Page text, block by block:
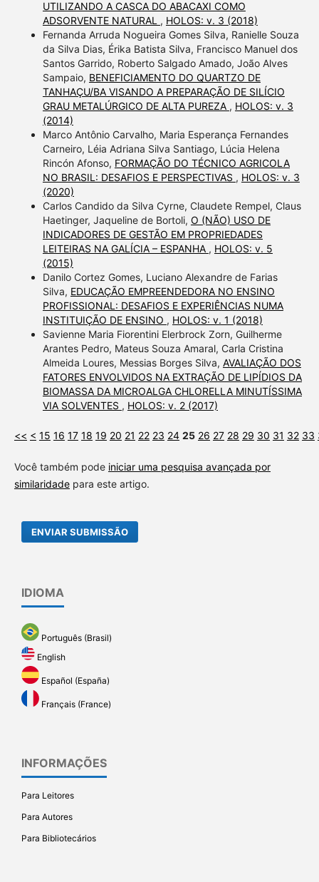
UTILIZANDO A CASCA DO ABACAXI COMO
ADSORVENTE NATURAL , HOLOS: v. 3 (2018)
Fernanda Arruda Nogueira Gomes Silva, Ranielle Souza
da Silva Dias, Érika Batista Silva, Francisco Manuel dos
Santos Garrido, Roberto Salgado Amado, João Alves
Sampaio, BENEFICIAMENTO DO QUARTZO DE
TANHAÇU/BA VISANDO A PREPARAÇÃO DE SILÍCIO
GRAU METALÚRGICO DE ALTA PUREZA , HOLOS: v. 3
(2014)
Marco Antônio Carvalho, Maria Esperança Fernandes
Carneiro, Léia Adriana Silva Santiago, Lúcia Helena
Rincón Afonso, FORMAÇÃO DO TÉCNICO AGRICOLA
NO BRASIL: DESAFIOS E PERSPECTIVAS , HOLOS: v. 3
(2020)
Carlos Candido da Silva Cyrne, Claudete Rempel, Claus
Haetinger, Jaqueline de Bortoli, O (NÃO) USO DE
INDICADORES DE GESTÃO EM PROPRIEDADES
LEITEIRAS NA GALÍCIA – ESPANHA , HOLOS: v. 5
(2015)
Danilo Cortez Gomes, Luciano Alexandre de Farias
Silva, EDUCAÇÃO EMPREENDEDORA NO ENSINO
PROFISSIONAL: DESAFIOS E EXPERIÊNCIAS NUMA
INSTITUIÇÃO DE ENSINO , HOLOS: v. 1 (2018)
Savienne Maria Fiorentini Elerbrock Zorn, Guilherme
Arantes Pedro, Mateus Souza Amaral, Carla Cristina
Almeida Loures, Messias Borges Silva, AVALIAÇÃO DOS
FATORES ENVOLVIDOS NA EXTRAÇÃO DE LIPÍDIOS DA
BIOMASSA DA MICROALGA CHLORELLA MINUTÍSSIMA
VIA SOLVENTES , HOLOS: v. 2 (2017)
<< < 15 16 17 18 19 20 21 22 23 24 25 26 27 28 29 30 31 32 33
Você também pode iniciar uma pesquisa avançada por
similaridadepara este artigo.
ENVIAR SUBMISSÃO
IDIOMA
Português (Brasil)
English
Español (España)
Français (France)
INFORMAÇÕES
Para Leitores
Para Autores
Para Bibliotecários